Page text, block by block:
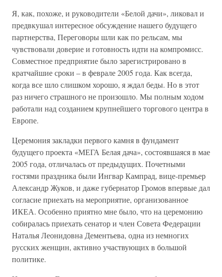
Я, как, похоже, и руководители «Белой дачи», ликовал и
предвкушал интересное обсуждение нашего будущего
партнерства, Переговоры шли как по рельсам, мы
чувствовали доверие и готовность идти на компромисс.
Совместное предприятие было зарегистрировано в
кратчайшие сроки – в феврале 2005 года. Как всегда,
когда все шло слишком хорошо, я ждал беды. Но в этот
раз ничего страшного не произошло. Мы полным ходом
работали над созданием крупнейшего торгового центра в
Европе.
Церемония закладки первого камня в фундамент
будущего проекта «МЕГА Белая дача», состоявшаяся в мае
2005 года, отличалась от предыдущих. Почетными
гостями праздника были Ингвар Кампрад, вице-премьер
Александр Жуков, и даже губернатор Громов впервые дал
согласие приехать на мероприятие, организованное
ИКЕА. Особенно приятно мне было, что на церемонию
собиралась приехать сенатор и член Совета Федерации
Наталья Леонидовна Дементьева, одна из немногих
русских женщин, активно участвующих в большой
политике.